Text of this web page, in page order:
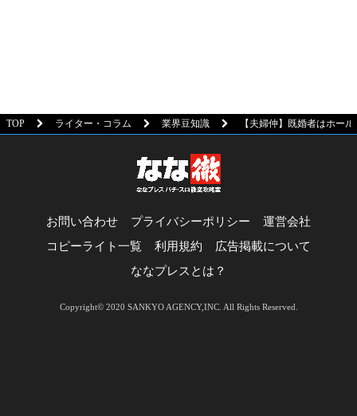
TOP ライター・コラム 業界豆知識 【夫婦仲】既婚者はホー
お問い合わせ プライバシーポリシー
運営会社
コピーライト一覧
利用規約
広告掲載について
ななプレスとは？
Copyright© 2020 SANKYO AGENCY,INC. All Rights Reserved.